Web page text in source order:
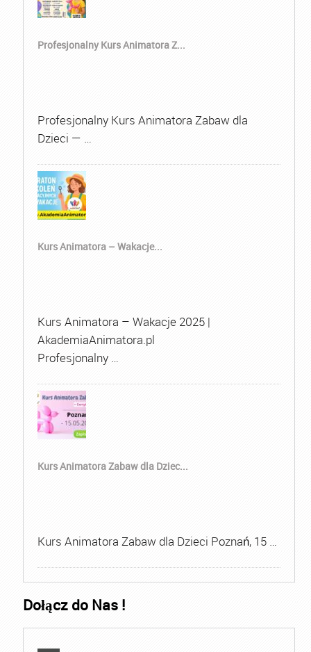
Profesjonalny Kurs Animatora Z...
Profesjonalny Kurs Animatora Zabaw dla
Dzieci — …
Kurs Animatora – Wakacje...
Kurs Animatora – Wakacje 2025 |
AkademiaAnimatora.pl
Profesjonalny …
Kurs Animatora Zabaw dla Dziec...
Kurs Animatora Zabaw dla Dzieci Poznań, 15 …
Dołącz do Nas !